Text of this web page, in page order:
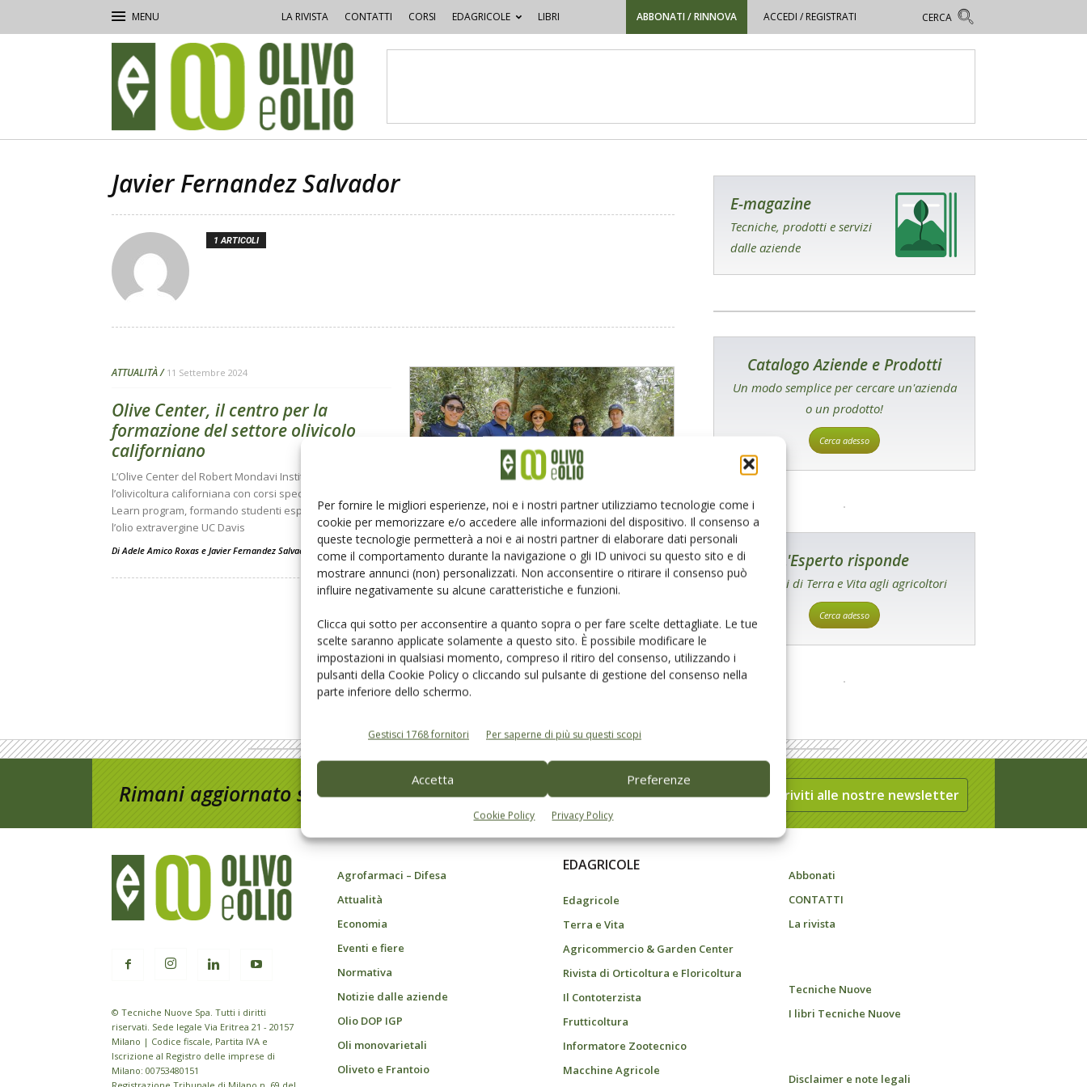
Per fornire le migliori esperienze, noi e i nostri partner utilizziamo tecnologie come i
cookie per memorizzare e/o accedere alle informazioni del dispositivo. Il consenso a
queste tecnologie permetterà a noi e ai nostri partner di elaborare dati personali
come il comportamento durante la navigazione o gli ID univoci su questo sito e di
mostrare annunci (non) personalizzati. Non acconsentire o ritirare il consenso può
influire negativamente su alcune caratteristiche e funzioni.
Clicca qui sotto per acconsentire a quanto sopra o per fare scelte dettagliate. Le tue
scelte saranno applicate solamente a questo sito. È possibile modificare le
impostazioni in qualsiasi momento, compreso il ritiro del consenso, utilizzando i
pulsanti della Cookie Policy o cliccando sul pulsante di gestione del consenso nella
parte inferiore dello schermo.
Gestisci 1768 fornitori Per saperne di più su questi scopi
Accetta Preferenze
Cookie Policy Privacy Policy
LA RIVISTA CONTATTI CORSI EDAGRICOLE LIBRI ABBONATI / RINNOVA ACCEDI / REGISTRATI
e
Olio
Javier Fernandez Salvador
1 ARTICOLI
ATTUALITÀ 11 Settembre 2024
Olive Center, il centro per la
formazione del settore olivicolo
californiano
L’Olive Center del Robert Mondavi Institute sostiene
l’olivicoltura californiana con corsi specializzati e l’Olea
Learn program, formando studenti esperti e producendo
l’olio extravergine UC Davis
DiAdele Amico Roxas e Javier Fernandez Salvador
E-magazine
Tecniche, prodotti e servizi
dalle aziende
Catalogo Aziende e Prodotti
Un modo semplice per cercare un'azienda
o un prodotto!
Cerca adesso
L'Esperto risponde
I consigli di Terra e Vita agli agricoltori
Cerca adesso
Rimani aggiornato sul mondo dell’agricoltura Iscriviti alle nostre newsletter
© Tecniche Nuove Spa. Tutti i diritti
riservati. Sede legale Via Eritrea 21 - 20157
Milano | Codice fiscale, Partita IVA e
Iscrizione al Registro delle imprese di
Milano: 00753480151
Agrofarmaci – Difesa
Attualità
Economia
Eventi e fiere
Normativa
Notizie dalle aziende
Olio DOP IGP
Oli monovarietali
Oliveto e Frantoio
EDAGRICOLE
Edagricole
Terra e Vita
Agricommercio & Garden Center
Rivista di Orticoltura e Floricoltura
Il Contoterzista
Frutticoltura
Informatore Zootecnico
Macchine Agricole
Abbonati
CONTATTI
La rivista
Tecniche Nuove
I libri Tecniche Nuove
Disclaimer e note legali